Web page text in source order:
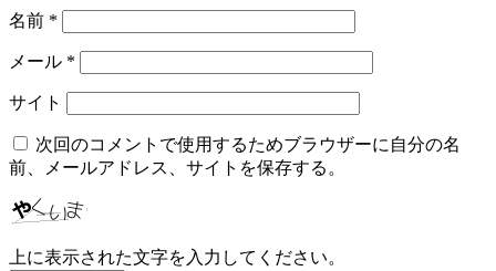
名前 *
メール *
サイト
次回のコメントで使用するためブラウザーに自分の名
前、メールアドレス、サイトを保存する。
上に表示された文字を入力してください。